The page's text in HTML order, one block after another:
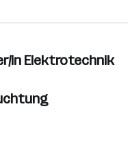
in Elektrotechnik